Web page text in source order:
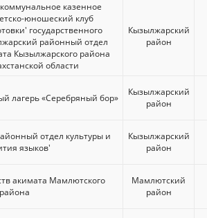
казенное
юношеский клуб
государственного
районный отдел
Кызылжарского района
области
Кызылжарский
район
лагерь «Серебряный бор»
Кызылжарский
район
отдел культуры и
языков'
Кызылжарский
район
акимата Мамлютского
района
Мамлютский
район